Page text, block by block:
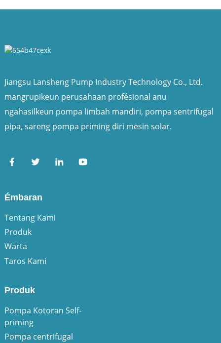
Jiangsu Lansheng Pump Industry Technology Co., Ltd.
mangrupikeun perusahaan profésional anu
ngahasilkeun pompa limbah mandiri, pompa sentrifugal
pipa, sareng pompa priming diri mesin solar.
Émbaran
Tentang Kami
Produk
Warta
Taros Kami
Produk
Pompa Kotoran Self-
priming
Pompa centrifugal